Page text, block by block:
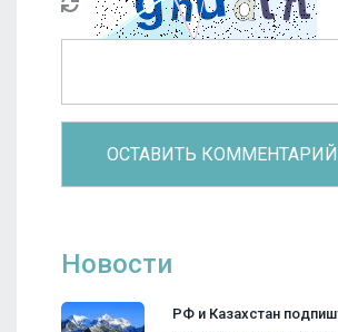
Новости
РФ и Казахстан